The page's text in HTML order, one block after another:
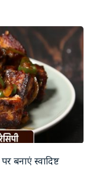
स्वादिष्ट